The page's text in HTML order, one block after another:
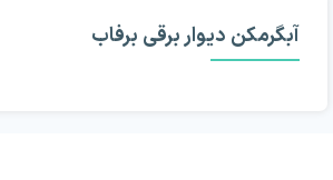
آبگرمکن دیوار برقی برفاب